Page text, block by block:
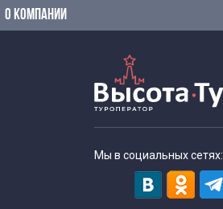
О КОМПАНИИ
Мы в социальных сетях: